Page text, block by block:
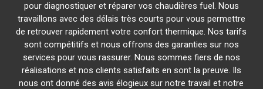
pour diagnostiquer et réparer vos chaudières fuel. Nous
travaillons avec des délais très courts pour vous permettre
de retrouver rapidement votre confort thermique. Nos tarifs
sont compétitifs et nous offrons des garanties sur nos
services pour vous rassurer. Nous sommes fiers de nos
réalisations et nos clients satisfaits en sont la preuve. Ils
nous ont donné des avis élogieux sur notre travail et notre